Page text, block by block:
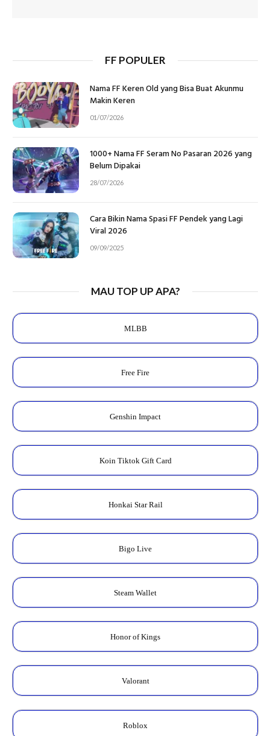
FF POPULER
Nama FF Keren Old yang Bisa Buat Akunmu
Makin Keren
01/07/2026
1000+ Nama FF Seram No Pasaran 2026 yang
Belum Dipakai
28/07/2026
Cara Bikin Nama Spasi FF Pendek yang Lagi
Viral 2026
09/09/2025
MAU TOP UP APA?
MLBB
Free Fire
Genshin Impact
Koin Tiktok Gift Card
Honkai Star Rail
Bigo Live
Steam Wallet
Honor of Kings
Valorant
Roblox